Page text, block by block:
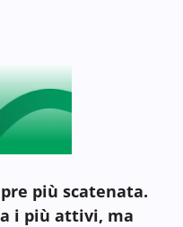
più scatenata.
i più attivi, ma